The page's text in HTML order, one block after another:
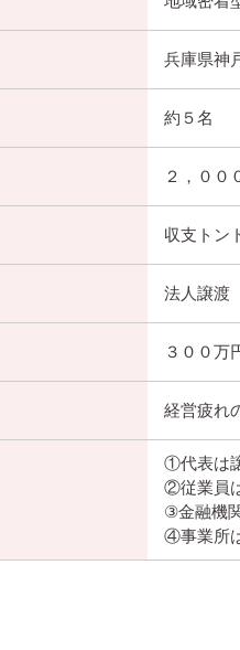
兵庫県神
約５名
２，００
収支トン
法人譲渡
３００万
経営疲れ
①代表は
②従業員
③金融機
④事業所